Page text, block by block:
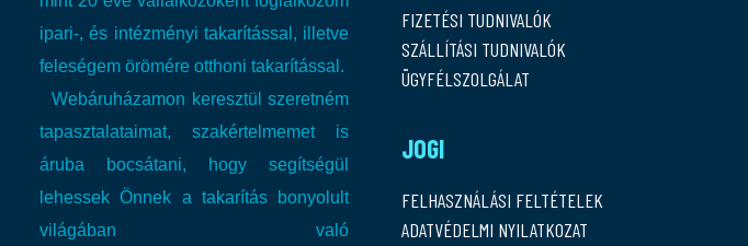
ipari-, és intézményi takarítással, illetve
feleségem örömére otthoni takarítással.
Webáruházamon keresztül szeretném
tapasztalataimat, szakértelmemet is
áruba bocsátani, hogy segítségül
lehessek Önnek a takarítás bonyolult
világában való
FIZETÉSI TUDNIVALÓK
SZÁLLÍTÁSI TUDNIVALÓK
ÜGYFÉLSZOLGÁLAT
JOGI
FELHASZNÁLÁSI FELTÉTELEK
ADATVÉDELMI NYILATKOZAT